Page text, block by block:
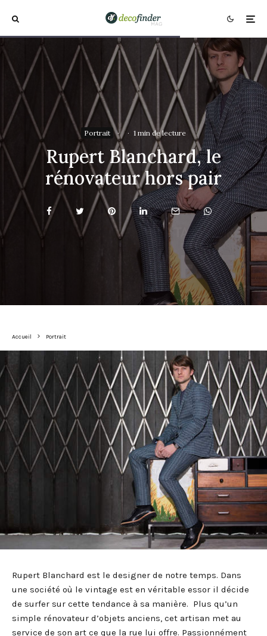
Portrait · · 1 min de lecture
Rupert Blanchard, le
rénovateur hors pair
Accueil Portrait
Rupert Blanchard est le designer de notre temps. Dans
une société où le vintage est en véritable essor il décide
de surfer sur cette tendance à sa manière. Plus qu’un
simple rénovateur d’objets anciens, cet artisan met au
service de son art ce que la rue lui offre. Passionnément